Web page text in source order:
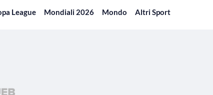
League Mondiali 2026 Mondo Altri Sport